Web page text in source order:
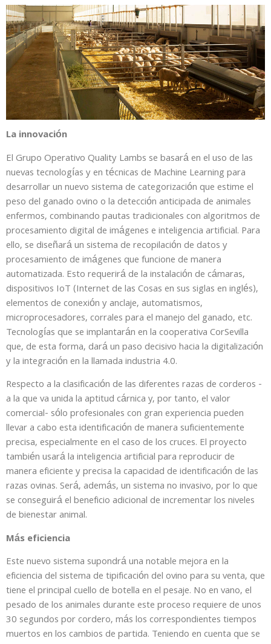
La innovación
El Grupo Operativo Quality Lambs se basará en el uso de las
nuevas tecnologías y en técnicas de Machine Learning para
desarrollar un nuevo sistema de categorización que estime el
peso del ganado ovino o la detección anticipada de animales
enfermos, combinando pautas tradicionales con algoritmos de
procesamiento digital de imágenes e inteligencia artificial. Para
ello, se diseñará un sistema de recopilación de datos y
procesamiento de imágenes que funcione de manera
automatizada. Esto requerirá de la instalación de cámaras,
dispositivos IoT (Internet de las Cosas en sus siglas en inglés),
elementos de conexión y anclaje, automatismos,
microprocesadores, corrales para el manejo del ganado, etc.
Tecnologías que se implantarán en la cooperativa CorSevilla
que, de esta forma, dará un paso decisivo hacia la digitalización
y la integración en la llamada industria 4.0.
Respecto a la clasificación de las diferentes razas de corderos -
a la que va unida la aptitud cárnica y, por tanto, el valor
comercial- sólo profesionales con gran experiencia pueden
llevar a cabo esta identificación de manera suficientemente
precisa, especialmente en el caso de los cruces. El proyecto
también usará la inteligencia artificial para reproducir de
manera eficiente y precisa la capacidad de identificación de las
razas ovinas. Será, además, un sistema no invasivo, por lo que
se conseguirá el beneficio adicional de incrementar los niveles
de bienestar animal.
Más eficiencia
Este nuevo sistema supondrá una notable mejora en la
eficiencia del sistema de tipificación del ovino para su venta, que
tiene el principal cuello de botella en el pesaje. No en vano, el
pesado de los animales durante este proceso requiere de unos
30 segundos por cordero, más los correspondientes tiempos
muertos en los cambios de partida. Teniendo en cuenta que se